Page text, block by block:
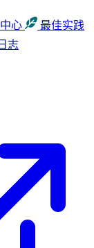
心
最佳实践
志